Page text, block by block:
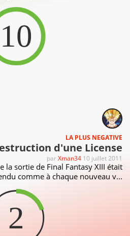
10
LA PLUS NEGATIVE
d'une License
parXman34 10 juillet 2011
la sortie de Final Fantasy XIII était
comme à chaque nouveau v...
2